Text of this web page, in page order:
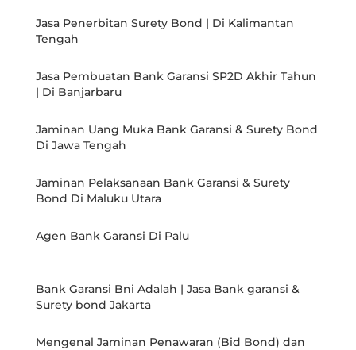
Jasa Penerbitan Surety Bond | Di Kalimantan
Tengah
Jasa Pembuatan Bank Garansi SP2D Akhir Tahun
| Di Banjarbaru
Jaminan Uang Muka Bank Garansi & Surety Bond
Di Jawa Tengah
Jaminan Pelaksanaan Bank Garansi & Surety
Bond Di Maluku Utara
Agen Bank Garansi Di Palu
Bank Garansi Bni Adalah | Jasa Bank garansi &
Surety bond Jakarta
Mengenal Jaminan Penawaran (Bid Bond) dan